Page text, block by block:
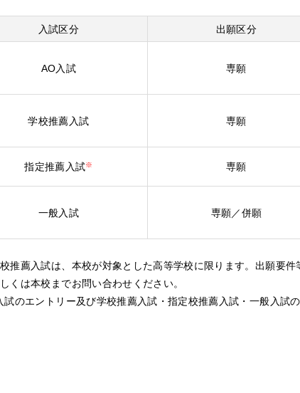
入試区分 出願区分
AO入試 専願
学校推薦入試 専願
指定推薦入試※ 専願
一般入試 専願／併願
推薦入試は、本校が対象とした高等学校に限ります。出願要
くは本校までお問い合わせください。
試のエントリー及び学校推薦入試・指定校推薦入試・一般入試